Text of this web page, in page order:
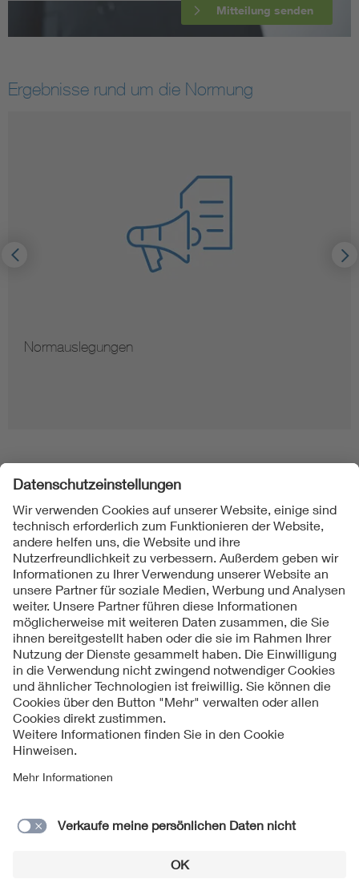
Mitteilung senden
Ergebnisse rund um die Normung
Normauslegungen
Folgen Sie uns
Kontakt
Impressum
Datenschutzinformationen
Cookie Hinweise
Compliance
Jahresarchiv
© 2026 VDE Verband der Elektrotechnik Elektronik